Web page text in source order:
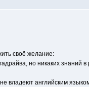
своё желание:
но никаких знаний
владеют английским